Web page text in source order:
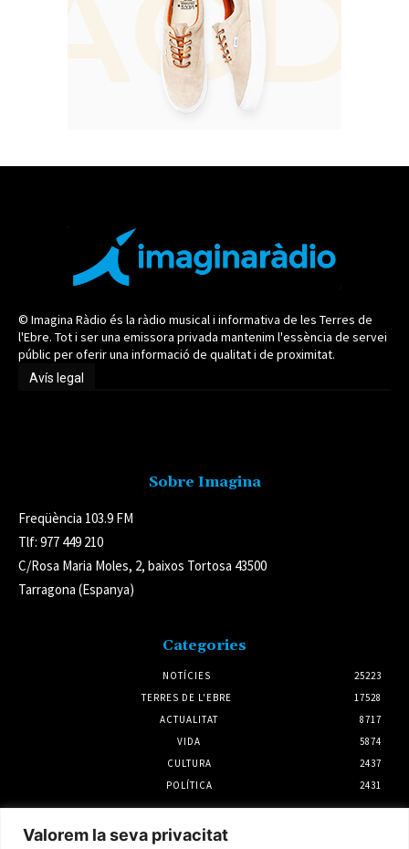
Valorem la seva privacitat
© Imagina Ràdio és la ràdio musical i informativa de les Terres de
l'Ebre. Tot i ser una emissora privada mantenim l'essència de servei
públic per oferir una informació de qualitat i de proximitat.
Avís legal
Sobre Imagina
Freqüència 103.9 FM
Tlf: 977 449 210
C/Rosa Maria Moles, 2, baixos Tortosa 43500
Tarragona (Espanya)
Categories
NOTÍCIES
25223
TERRES DE L'EBRE
17528
ACTUALITAT
8717
VIDA
5874
CULTURA
2437
POLÍTICA
2431